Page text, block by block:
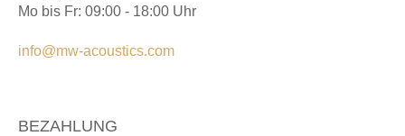
Mo bis Fr: 09:00 - 18:00 Uhr
info@mw-acoustics.com
BEZAHLUNG